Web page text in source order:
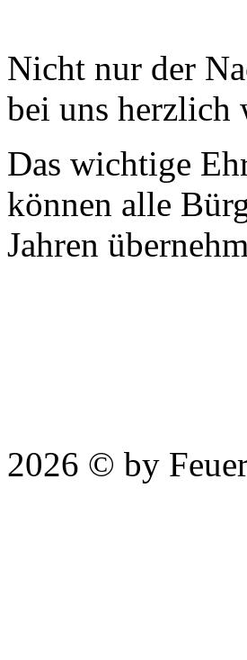
Nicht nur der
bei uns
Das wichtige
können alle
Jahren
2026 © by